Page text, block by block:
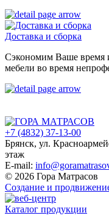
Доставка и сборка
Сэкономим Ваше время
мебели во время
+7 (4832) 37-13-00
Брянск, ул.
этаж
E-mail:
© 2026 Гора Матрасов
Создание и
Каталог продукции